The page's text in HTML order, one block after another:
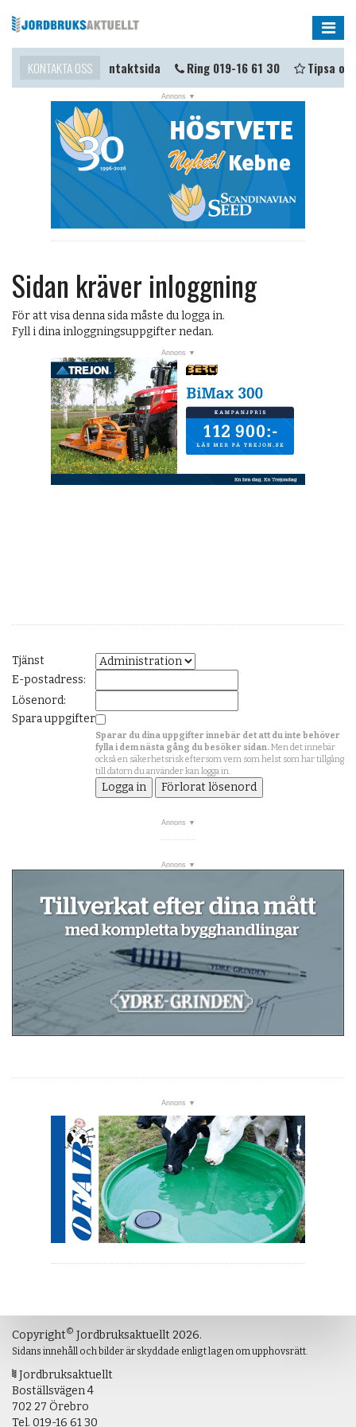
KONTAKTA OSS
i kontakt? Kontaktsida Ring 019-16 61 30 Tipsa oss
Sidan kräver inloggning
För att visa denna sida måste du logga in.
Fyll i dina inloggningsuppgifter nedan.
Tjänst
E-postadress:
Lösenord:
Spara uppgifter
Sparar du dina uppgifter innebär det att du inte behöver
fylla i dem nästa gång du besöker sidan.Men det innebär
också en säkerhetsrisk eftersom vem som helst som har tillgång
till datorn du använder kan logga in.
Copyright© Jordbruksaktuellt 2026.
Sidans innehåll och bilder är skyddade enligt lagen om upphovsrätt.
Jordbruksaktuellt
Boställsvägen 4
702 27 Örebro
Tel. 019-16 61 30